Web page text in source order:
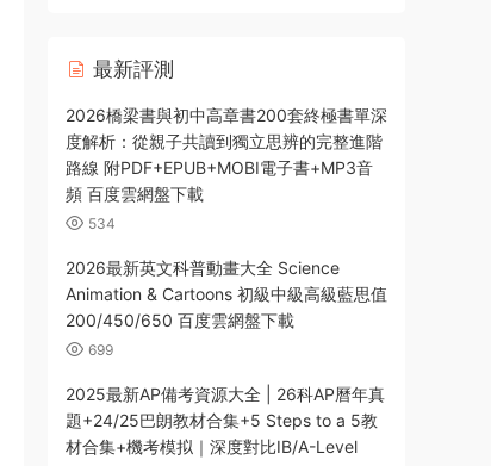
最新評測
2026橋梁書與初中高章書200套終極書單深
度解析：從親子共讀到獨立思辨的完整進階
路線 附PDF+EPUB+MOBI電子書+MP3音
頻 百度雲網盤下載
534
2026最新英文科普動畫大全 Science
Animation & Cartoons 初級中級高級藍思值
200/450/650 百度雲網盤下載
699
2025最新AP備考資源大全 | 26科AP曆年真
題+24/25巴朗教材合集+5 Steps to a 5教
材合集+機考模拟｜深度對比IB/A-Level